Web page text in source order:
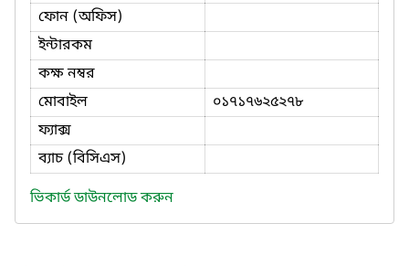
ফোন (অফিস)
ইন্টারকম
কক্ষ নম্বর
মোবাইল
০১৭১৭৬২৫২৭৮
ফ্যাক্স
ব্যাচ (বিসিএস)
ভিকার্ড ডাউনলোড করুন